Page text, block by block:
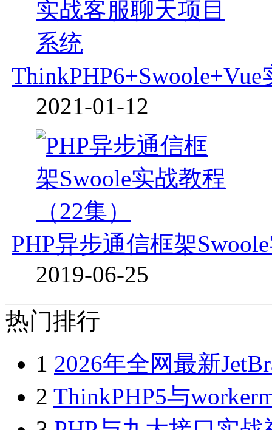
2021-01-12
PHP异步通信框架
2019-06-25
热门排行
1 2026年全网最新
2 ThinkPHP5与